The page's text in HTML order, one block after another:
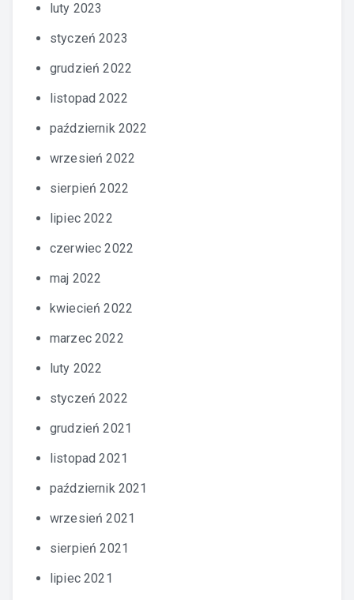
luty 2023
styczeń 2023
grudzień 2022
listopad 2022
październik 2022
wrzesień 2022
sierpień 2022
lipiec 2022
czerwiec 2022
maj 2022
kwiecień 2022
marzec 2022
luty 2022
styczeń 2022
grudzień 2021
listopad 2021
październik 2021
wrzesień 2021
sierpień 2021
lipiec 2021